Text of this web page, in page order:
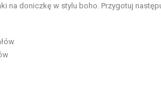
na doniczkę w stylu boho. Przygotuj